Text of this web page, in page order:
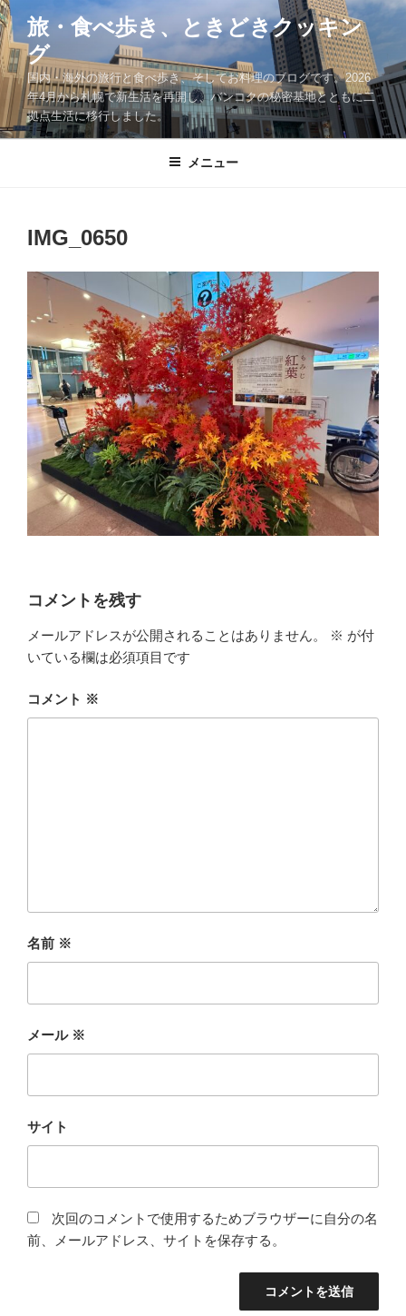
コ
ン
テ
ン
ツ
へ
ス
旅・食べ歩き、ときどきクッキン
グ
国内・海外の旅行と食べ歩き、そしてお料理のブログです。2026
年4月から札幌で新生活を再開し、バンコクの秘密基地とともに二
拠点生活に移行しました。
メニュー
IMG_0650
コメントを残す
メールアドレスが公開されることはありません。 ※ が付
いている欄は必須項目です
コメント ※
名前 ※
メール ※
サイト
次回のコメントで使用するためブラウザーに自分の名
前、メールアドレス、サイトを保存する。